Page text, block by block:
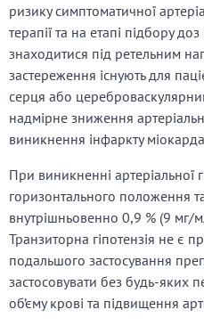
ризику симптоматичної
терапії та на етапі підбору
знаходитися під ретельним
застереження існують для
серця або
надмірне зниження
виникнення інфаркту міокарда
При виникненні артеріальної
горизонтального положення
внутрішньовенно 0,9 % (9 мг/
Транзиторна гіпотензія не є
подальшого застосування
застосовувати без будь-яких
об’єму крові та підвищення